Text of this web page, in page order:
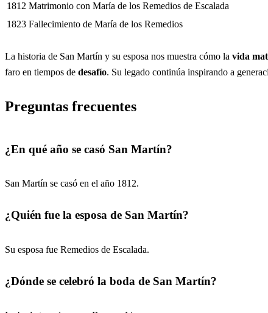
1812 Matrimonio con María de los Remedios de Escalada
1823 Fallecimiento de María de los Remedios
La historia de San Martín y su esposa nos muestra cómo la vida
faro en tiempos de desafío. Su legado continúa inspirando a
Preguntas frecuentes
¿En qué año se casó San Martín?
San Martín se casó en el año 1812.
¿Quién fue la esposa de San Martín?
Su esposa fue Remedios de Escalada.
¿Dónde se celebró la boda de San Martín?